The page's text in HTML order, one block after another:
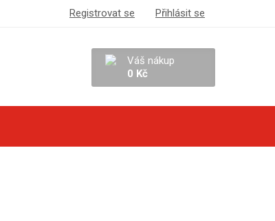
Registrovat se Přihlásit se
Váš nákup
0 Kč